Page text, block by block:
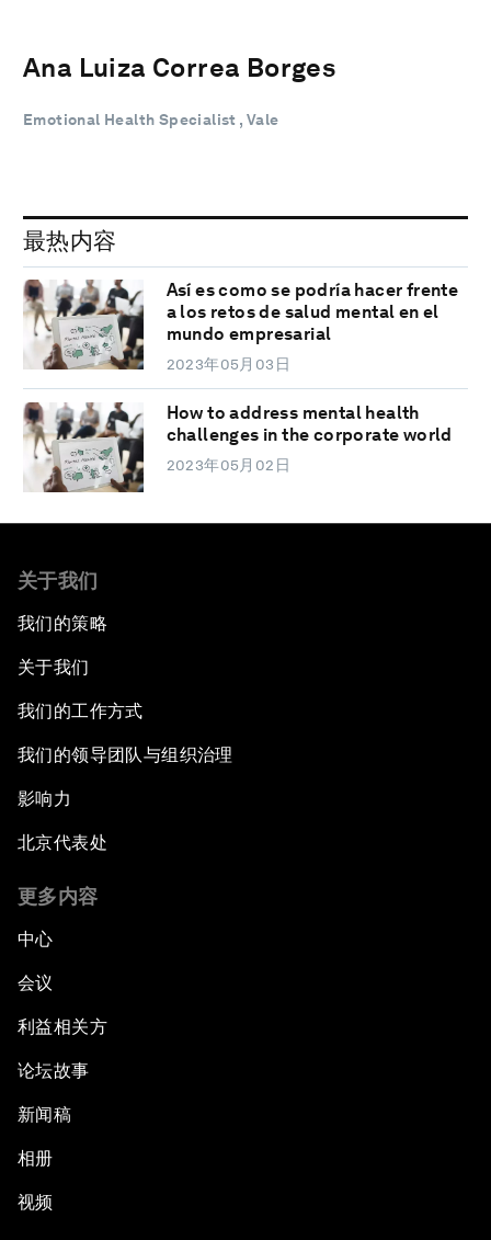
Ana Luiza Correa Borges
Emotional Health Specialist , Vale
最热内容
Así es como se podría hacer frente
a los retos de salud mental en el
mundo empresarial
2023年05月03日
How to address mental health
challenges in the corporate world
2023年05月02日
关于我们
我们的策略
关于我们
我们的工作方式
我们的领导团队与组织治理
影响力
北京代表处
更多内容
中心
会议
利益相关方
论坛故事
新闻稿
相册
视频